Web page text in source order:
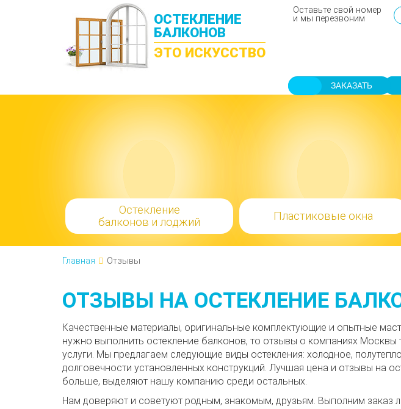
ОСТЕКЛЕНИЕ
БАЛКОНОВ
ЭТО ИСКУССТВО
Оставьте свой номер
и мы перезвоним
ЗАКАЗАТЬ
Остекление
балконов и лоджий
Пластиковые окна
Главная Отзывы
ОТЗЫВЫ НА ОСТЕКЛЕНИЕ
Качественные материалы, оригинальные комплектующие и опытные
нужно выполнить остекление балконов, то отзывы о компаниях
услуги. Мы предлагаем следующие виды остекления: холодное,
долговечности установленных конструкций. Лучшая цена и отзывы
больше, выделяют нашу компанию среди остальных.
Нам доверяют и советуют родным, знакомым, друзьям. Выполним заказ